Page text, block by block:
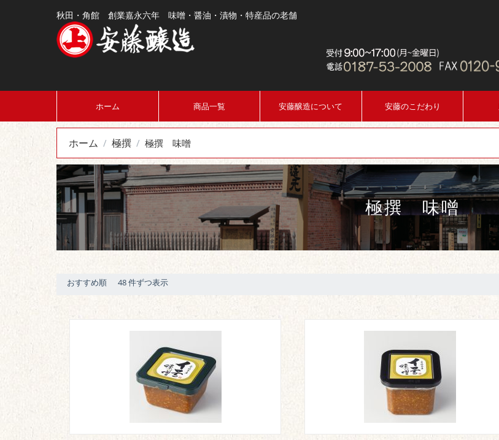
秋田・角館 創業嘉永六年 味噌・醤油・漬物・特産品の老舗
ホーム 商品一覧 安藤醸造について 安藤のこだわり
ホーム / 極撰 / 極撰 味噌
極撰 味噌
おすすめ順 48 件ずつ表示